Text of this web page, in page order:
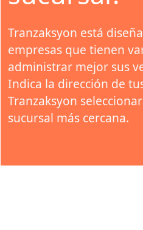
Tranzaksyon está
empresas que tienen
administrar mejor sus
Indica la dirección de
Tranzaksyon
sucursal más cercana.